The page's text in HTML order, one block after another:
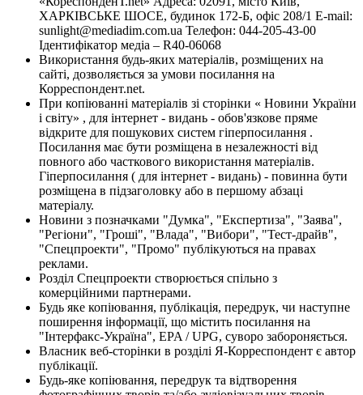
ХАРКІВСЬКЕ ШОСЕ, будинок 172-Б, офіс 208/1 E-mail:
sunlight@mediadim.com.ua Телефон: 044-205-43-00
Ідентифікатор медіа – R40-06068
Використання будь-яких матеріалів, розміщених на
сайті, дозволяється за умови посилання на
Корреспондент.net.
При копіюванні матеріалів зі сторінки « Новини України
і світу» , для інтернет - видань - обов'язкове пряме
відкрите для пошукових систем гіперпосилання .
Посилання має бути розміщена в незалежності від
повного або часткового використання матеріалів.
Гіперпосилання ( для інтернет - видань) - повинна бути
розміщена в підзаголовку або в першому абзаці
матеріалу.
Новини з позначками "Думка", "Експертиза", "Заява",
"Регіони", "Гроші", "Влада", "Вибори", "Тест-драйв",
"Спецпроекти", "Промо" публікуються на правах
реклами.
Розділ Спецпроекти створюється спільно з
комерційними партнерами.
Будь яке копіювання, публікація, передрук, чи наступне
поширення інформації, що містить посилання на
"Інтерфакс-Україна", EPA / UPG, суворо забороняється.
Власник веб-сторінки в розділі Я-Корреспондент є автор
публікації.
Будь-яке копіювання, передрук та відтворення